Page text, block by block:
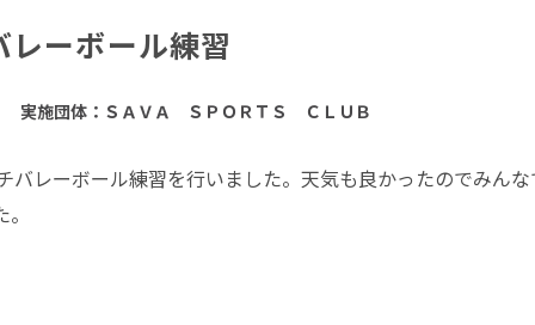
レーボール練習
実施団体：ＳＡＶＡ ＳＰＯＲＴＳ ＣＬＵＢ
バレーボール練習を行いました。天気も良かったのでみん